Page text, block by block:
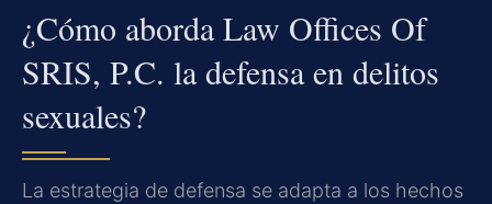
¿Cómo aborda Law Offices Of
SRIS, P.C. la defensa en delitos
sexuales?
La estrategia de defensa se adapta a los hechos